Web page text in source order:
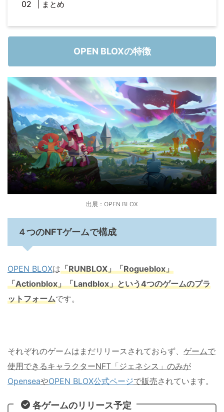
まとめ
OPEN BLOXの特徴
出展： OPEN BLOX
４つのNFTゲームで構成
OPEN BLOXは「RUNBLOX」「Rogueblox」
「Actionblox」「Landblox」という4つのゲームのプラ
ットフォームです。
それぞれのゲームはまだリリースされておらず、 ゲームで
使用できるキャラクターNFT 「ジェネシス」のみが
OpenseaやOPEN BLOX公式ページで販売されています。
各ゲームのリリース予定